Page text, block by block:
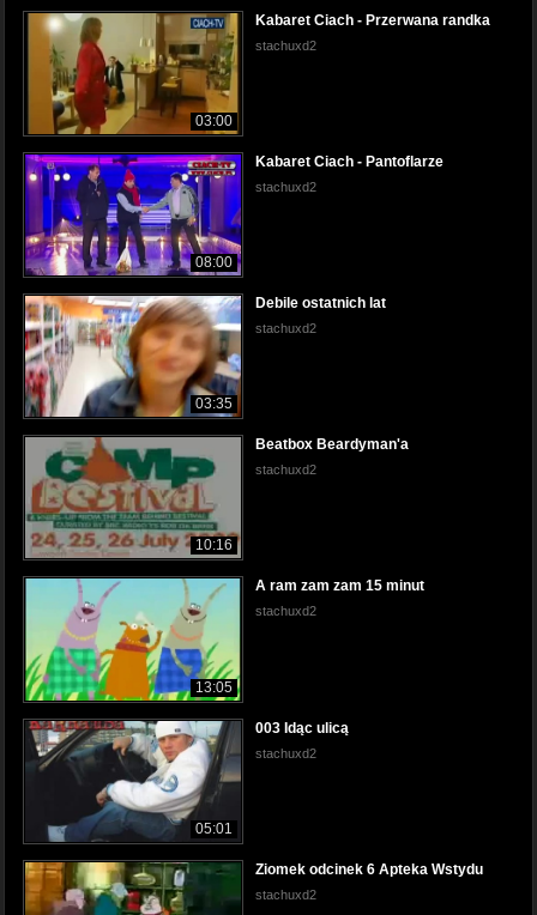
03:00
Kabaret Ciach - Przerwana randka
stachuxd2
08:00
Kabaret Ciach - Pantoflarze
stachuxd2
03:35
Debile ostatnich lat
stachuxd2
10:16
Beatbox Beardyman'a
stachuxd2
13:05
A ram zam zam 15 minut
stachuxd2
05:01
003 Idąc ulicą
stachuxd2
Ziomek odcinek 6 Apteka Wstydu
stachuxd2